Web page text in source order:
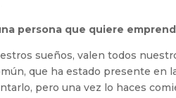
persona que quiere
sueños, valen todos
que ha estado presente en
pero una vez lo haces